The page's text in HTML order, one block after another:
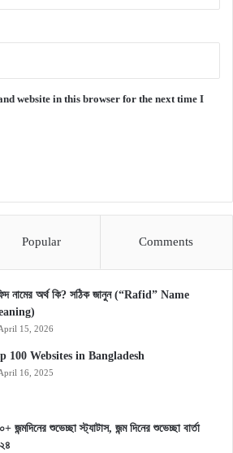
website in this browser for the next time I
Popular Comments
নামের অর্থ কি? সঠিক জানুন (“Rafid” Name
15, 2026
100 Websites in Bangladesh
16, 2025
জন্মদিনের শুভেচ্ছা স্ট্যাটাস, জন্ম দিনের শুভেচ্ছা বার্তা